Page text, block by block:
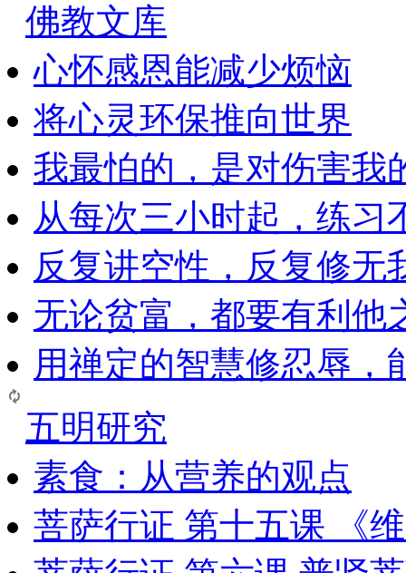
佛教文库
心怀感恩能减少烦恼
将心灵环保推向世界
我最怕的，是对伤害我
从每次三小时起，练习
反复讲空性，反复修无
无论贫富，都要有利他
用禅定的智慧修忍辱，
五明研究
素食：从营养的观点
菩萨行证 第十五课 《